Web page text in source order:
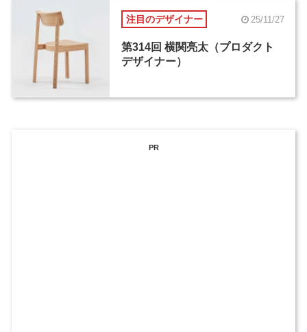
注目のデザイナー 25/11/27
第314回 横関亮太（プロダクト
デザイナー）
PR